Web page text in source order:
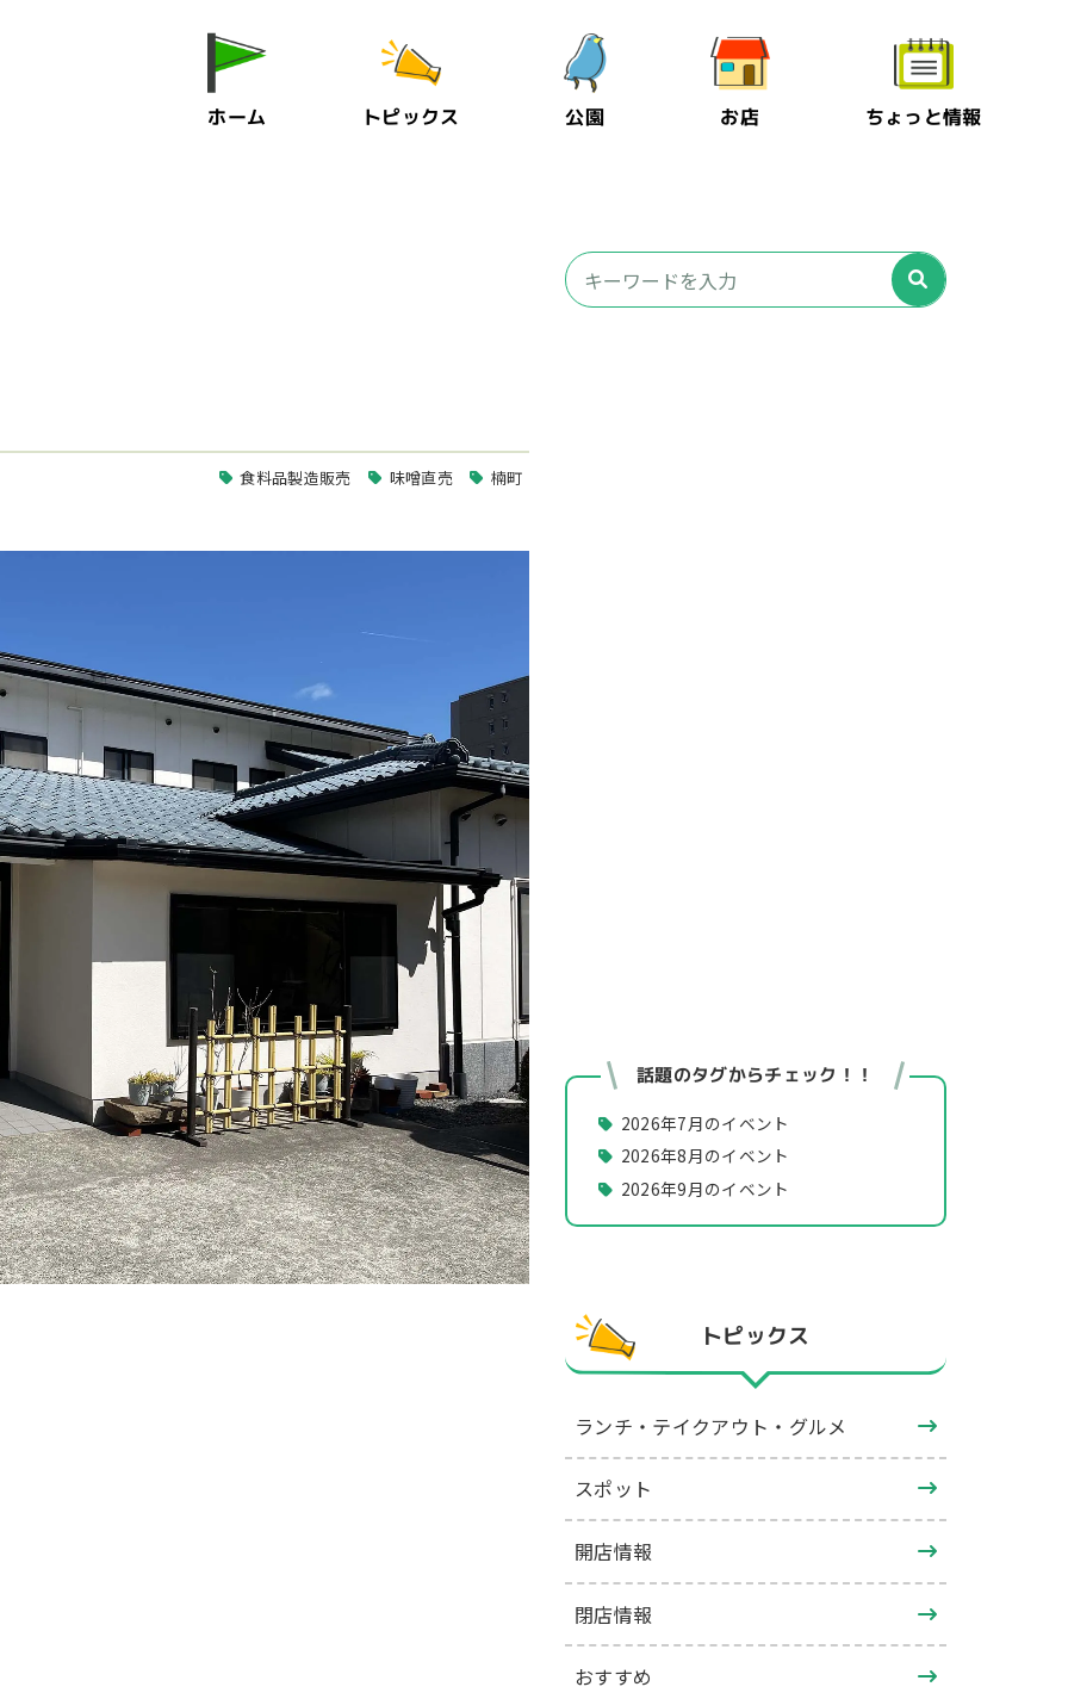
ホーム トピックス 公園 お店 ちょっと情報
食料品製造販売 味噌直売 楠町
話題のタグからチェック！！
2026年7月のイベント
2026年8月のイベント
2026年9月のイベント
トピックス
ランチ・テイクアウト・グルメ
スポット
開店情報
閉店情報
おすすめ